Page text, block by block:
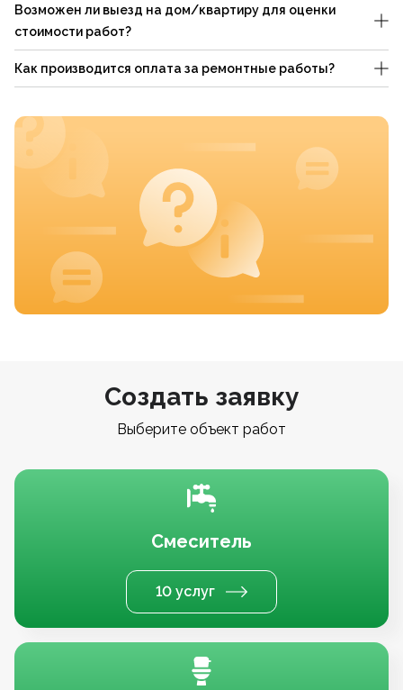
Возможен ли выезд на дом/квартиру для оценки
стоимости работ?
Как производится оплата за ремонтные работы?
Создать заявку
Выберите объект работ
Смеситель
10 услуг